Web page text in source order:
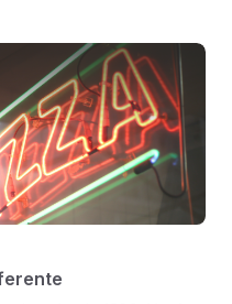
muito m